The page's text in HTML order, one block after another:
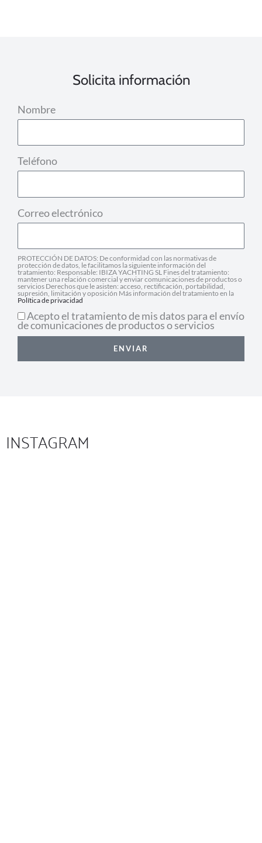
Solicita información
Nombre
Teléfono
Correo electrónico
PROTECCIÓN DE DATOS: De conformidad con las normativas de
protección de datos, le facilitamos la siguiente información del
tratamiento: Responsable: IBIZA YACHTING SL Fines del tratamiento:
mantener una relación comercial y enviar comunicaciones de productos o
servicios Derechos que le asisten: acceso, rectificación, portabilidad,
supresión, limitación y oposición Más información del tratamiento en la
Política de privacidad
Acepto el tratamiento de mis datos para el envío
de comunicaciones de productos o servicios
ENVIAR
INSTAGRAM